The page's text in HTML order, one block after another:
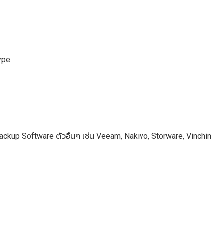
Software ตัวอื่นๆ เช่น Veeam, Nakivo, Storware,